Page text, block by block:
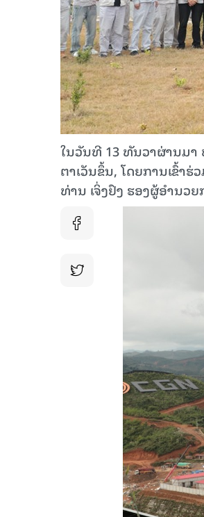
ໃນວັນທີ 13 ທັນວາຜ່ານມາ
ຕາເວັນຂຶ້ນ, ໂດຍການເຂົ້າ
ທ່ານ ເຈິ່ງຢົງ ຮອງຜູ້ອຳນວ